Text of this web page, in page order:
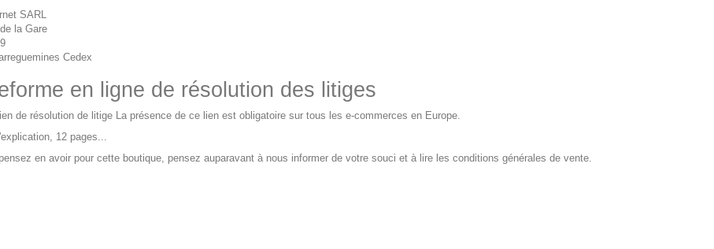
SARL
la Gare
Cedex
en ligne de résolution des litiges
de résolution de litige La présence de ce lien est obligatoire sur tous les e-commerces en Europe.
12 pages...
en avoir pour cette boutique, pensez auparavant à nous informer de votre souci et à lire les conditions générales de vente.